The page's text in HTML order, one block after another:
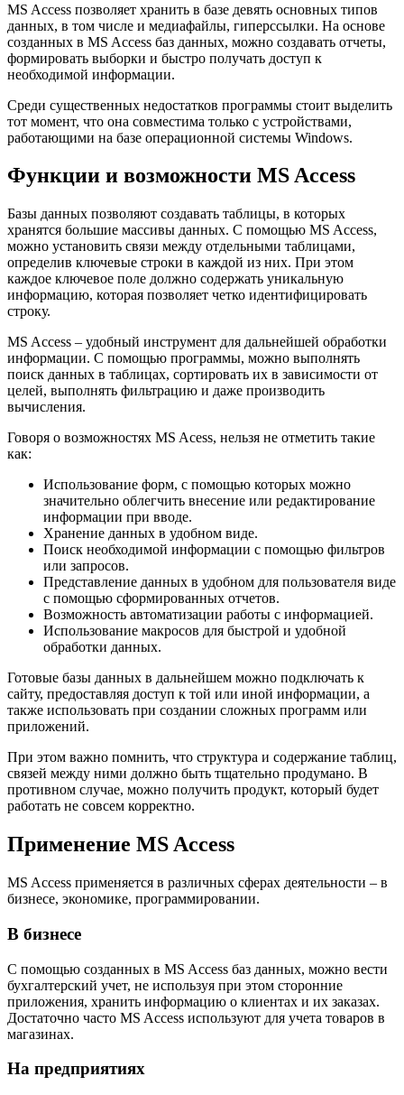
MS Access позволяет хранить в базе девять основных типов
данных, в том числе и медиафайлы, гиперссылки. На основе
созданных в MS Access баз данных, можно создавать отчеты,
формировать выборки и быстро получать доступ к
необходимой информации.
Среди существенных недостатков программы стоит выделить
тот момент, что она совместима только с устройствами,
работающими на базе операционной системы Windows.
Функции и возможности MS Access
Базы данных позволяют создавать таблицы, в которых
хранятся большие массивы данных. С помощью MS Access,
можно установить связи между отдельными таблицами,
определив ключевые строки в каждой из них. При этом
каждое ключевое поле должно содержать уникальную
информацию, которая позволяет четко идентифицировать
строку.
MS Access – удобный инструмент для дальнейшей обработки
информации. С помощью программы, можно выполнять
поиск данных в таблицах, сортировать их в зависимости от
целей, выполнять фильтрацию и даже производить
вычисления.
Говоря о возможностях MS Acess, нельзя не отметить такие
как:
Использование форм, с помощью которых можно
значительно облегчить внесение или редактирование
информации при вводе.
Хранение данных в удобном виде.
Поиск необходимой информации с помощью фильтров
или запросов.
Представление данных в удобном для пользователя виде
с помощью сформированных отчетов.
Возможность автоматизации работы с информацией.
Использование макросов для быстрой и удобной
обработки данных.
Готовые базы данных в дальнейшем можно подключать к
сайту, предоставляя доступ к той или иной информации, а
также использовать при создании сложных программ или
приложений.
При этом важно помнить, что структура и содержание таблиц,
связей между ними должно быть тщательно продумано. В
противном случае, можно получить продукт, который будет
работать не совсем корректно.
Применение MS Access
MS Access применяется в различных сферах деятельности – в
бизнесе, экономике, программировании.
В бизнесе
С помощью созданных в MS Access баз данных, можно вести
бухгалтерский учет, не используя при этом сторонние
приложения, хранить информацию о клиентах и их заказах.
Достаточно часто MS Access используют для учета товаров в
магазинах.
На предприятиях